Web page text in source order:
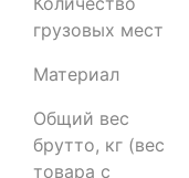
грузовых мест
Материал
Общий вес
брутто, кг (вес
товара с